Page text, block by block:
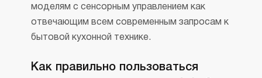
моделям с сенсорным управлением как
отвечающим всем современным запросам к
бытовой кухонной технике.
Как правильно пользоваться